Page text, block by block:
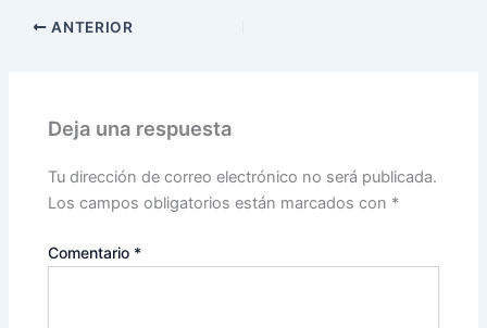
ANTERIOR
Deja una respuesta
Tu dirección de correo electrónico no será publicada.
Los campos obligatorios están marcados con *
Comentario *